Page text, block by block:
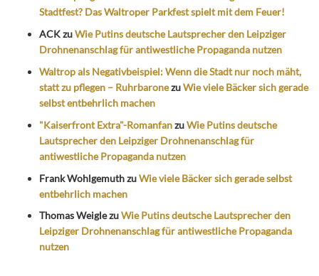
Stadtfest? Das Waltroper Parkfest spielt mit dem Feuer!
ACKzuWie Putins deutsche Lautsprecher den Leipziger
Drohnenanschlag für antiwestliche Propaganda nutzen
Waltrop als Negativbeispiel: Wenn die Stadt nur noch mäht,
statt zu pflegen – RuhrbaronezuWie viele Bäcker sich gerade
selbst entbehrlich machen
"Kaiserfront Extra"-RomanfanzuWie Putins deutsche
Lautsprecher den Leipziger Drohnenanschlag für
antiwestliche Propaganda nutzen
Frank WohlgemuthzuWie viele Bäcker sich gerade selbst
entbehrlich machen
Thomas WeiglezuWie Putins deutsche Lautsprecher den
Leipziger Drohnenanschlag für antiwestliche Propaganda
nutzen